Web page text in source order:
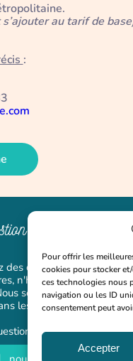
Pour offrir les
cookies pour stocker
ces technologies nous
navigation ou les ID
consentement peut
Accepter
au tarif de
:
?
des questions ou des
n'hésitez pas à nous
serons heureux de vous
les plus brefs délais.